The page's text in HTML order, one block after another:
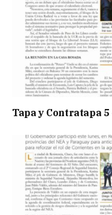
Tapa y Contratapa 5